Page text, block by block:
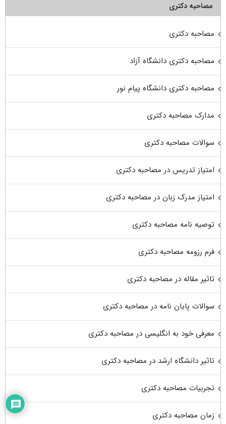
مصاحبه دکتری
مصاحبه دکتری
مصاحبه دکتری دانشگاه آزاد
مصاحبه دکتری دانشگاه پیام نور
مدارک مصاحبه دکتری
سوالات مصاحبه دکتری
امتیاز تدریس در مصاحبه دکتری
امتیاز مدرک زبان در مصاحبه دکتری
توصیه نامه مصاحبه دکتری
فرم رزومه مصاحبه دکتری
تاثیر مقاله در مصاحبه دکتری
سوالات پایان نامه در مصاحبه دکتری
معرفی خود به انگلیسی در مصاحبه دکتری
تاثیر دانشگاه ارشد در مصاحبه دکتری
تجربیات مصاحبه دکتری
زمان مصاحبه دکتری